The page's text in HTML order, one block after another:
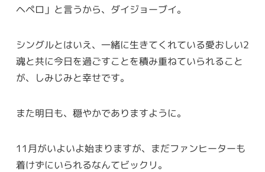
ヘペロ」と言うから、ダイジョーブイ。
シングルとはいえ、一緒に生きてくれている愛おしい2
魂と共に今日を過ごすことを積み重ねていられること
が、しみじみと幸せです。
また明日も、穏やかでありますように。
11月がいよいよ始まりますが、まだファンヒーターも
着けずにいられるなんてビックリ。